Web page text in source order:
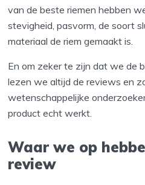
van de beste riemen hebben
stevigheid, pasvorm, de soort
materiaal de riem gemaakt is.
En om zeker te zijn dat we de
lezen we altijd de reviews en
wetenschappelijke
product echt werkt.
Waar we op
review